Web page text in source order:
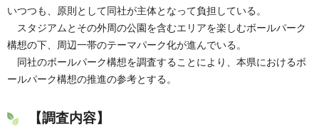
いつつも、原則として同社が主体となって負担している。
スタジアムとその外周の公園を含むエリアを楽しむボールパーク
構想の下、周辺一帯のテーマパーク化が進んでいる。
同社のボールパーク構想を調査することにより、本県におけるボ
ールパーク構想の推進の参考とする。
【調査内容】